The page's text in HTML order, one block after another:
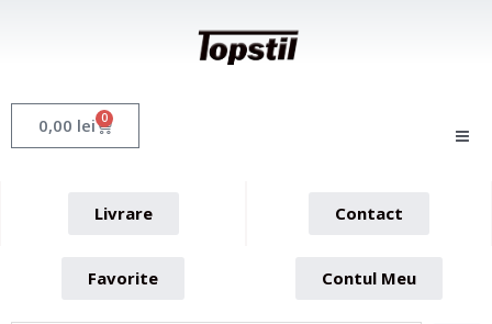
0,00 lei 0 Cart
Livrare Contact
Favorite Contul Meu